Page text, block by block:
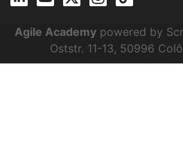
Agile Academy powered by
Oststr. 11-13, 50996